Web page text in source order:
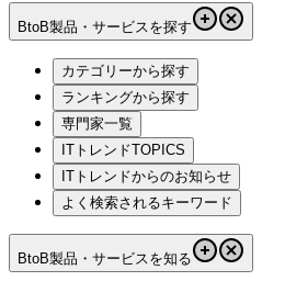
BtoB製品・サービスを探す
カテゴリーから探す
ランキングから探す
専門家一覧
ITトレンドTOPICS
ITトレンドからのお知らせ
よく検索されるキーワード
BtoB製品・サービスを知る